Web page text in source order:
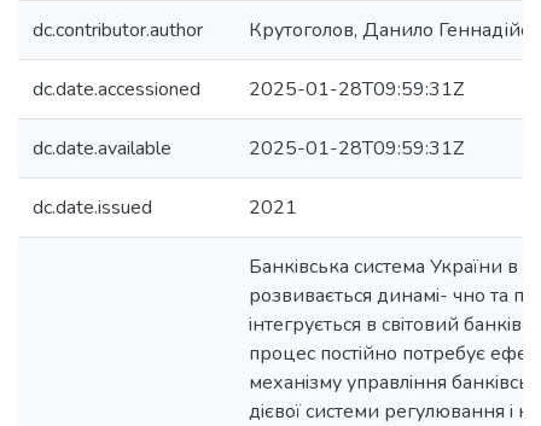
dc.contributor.author Крутоголов, Данило
dc.date.accessioned 2025-01-28T09:59:31Z
dc.date.available 2025-01-28T09:59:31Z
dc.date.issued 2021
Банкiвська система України в
розвивається динамi- чно та
iнтегрується в свiтовий
процес постiйно потребує
механiзму управлiння
дiєвої системи регулювання i